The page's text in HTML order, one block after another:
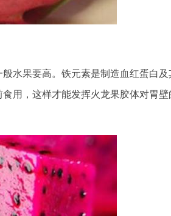
水果要高。铁元素是制造血红蛋白及
用，这样才能发挥火龙果胶体对胃壁